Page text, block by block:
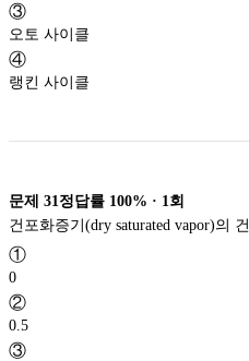
③
오토 사이클
④
랭킨 사이클
문제 31 정답률 100% · 1 회
①
0
②
0.5
③